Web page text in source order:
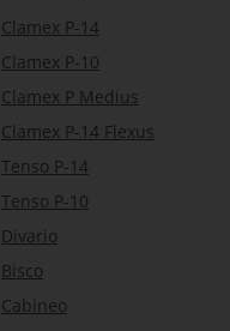
Clamex P-14
Clamex P-10
Clamex P Medius
Clamex P-14 Flexus
Tenso P-14
Tenso P-10
Divario
Bisco
Cabineo